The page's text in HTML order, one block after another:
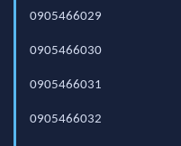
0905466029
0905466030
0905466031
0905466032